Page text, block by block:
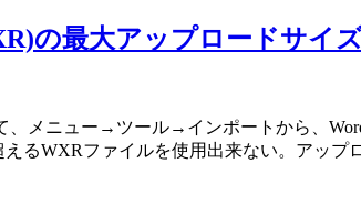
の最大アップロードサイ
メニュー→ツール→インポートから、
るWXRファイルを使用出来ない。アップ